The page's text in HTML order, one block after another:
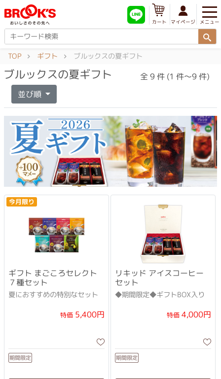
メニュー
マイページ
カート
TOP ギフト ブルックスの夏ギフト
ブルックスの夏ギフト 全 9 件 (1 件～9 件)
並び順
今月限り
ギフト まごころセレクト
７種セット
夏におすすめの特別なセット
特価5,400円
期間限定
リキッド アイスコーヒー
セット
◆期間限定◆ギフトBOX入り
特価4,000円
期間限定